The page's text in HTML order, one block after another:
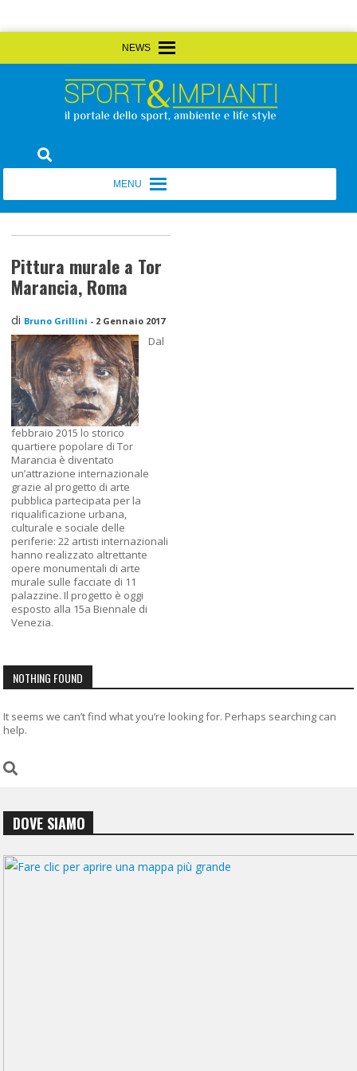
to
Sport&Impianti
Pittura murale a Tor
Marancia, Roma
di Bruno Grillini - 2 Gennaio 2017
Dal
febbraio 2015 lo storico
quartiere popolare di Tor
Marancia è diventato
un’attrazione internazionale
grazie al progetto di arte
pubblica partecipata per la
riqualificazione urbana,
culturale e sociale delle
periferie: 22 artisti internazionali
hanno realizzato altrettante
opere monumentali di arte
murale sulle facciate di 11
palazzine. Il progetto è oggi
esposto alla 15a Biennale di
Venezia.
NOTHING FOUND
It seems we can’t find what you’re looking for. Perhaps searching can
help.
DOVE SIAMO